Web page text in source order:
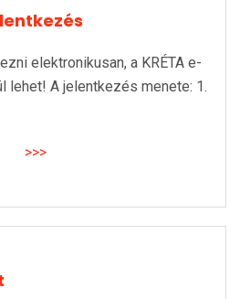
elektronikusan, a KRÉTA e-
lehet! A jelentkezés menete: 1.
>>>